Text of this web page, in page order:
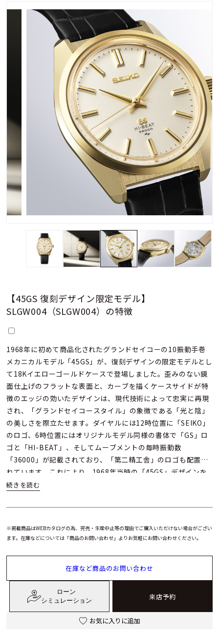
【45GS 復刻デザイン限定モデル】
SLGW004（SLGW004）の特徴
1968年に初めて商品化されたグランドセイコーの10振動手巻
メカニカルモデル「45GS」が、復刻デザインの限定モデルとし
て18Kイエローゴールドケースで登場しました。歪みのない鏡
面仕上げのフラットな表面と、カーブを描くケースサイドが特
徴のエッジの効いたデザインは、現代技術によって忠実に再現
され、「グランドセイコースタイル」の象徴である「光と陰」
の美しさを際立たせます。ダイヤルには12時位置に「SEIKO」
のロゴ、6時位置にはオリジナルモデル同様の書体で「GS」ロ
ゴと「HI-BEAT」、そしてムーブメントの毎時振動数
「36000」が記載されており、「第二精工舎」のロゴも配置さ
れています。これにより、1968年当時の「45GS」デザインを
見事に再現しています。
※掲載商品はWEBカタログの為、完売・生産中止等の理由でご購入いただけない場合がござい
ます。在庫などについては「商品のお問い合わせ」よりお気軽にお問い合わせください。
在庫など商品のお問い合わせ
ローン
シミュレーション
来店予約
お気に入りに追加